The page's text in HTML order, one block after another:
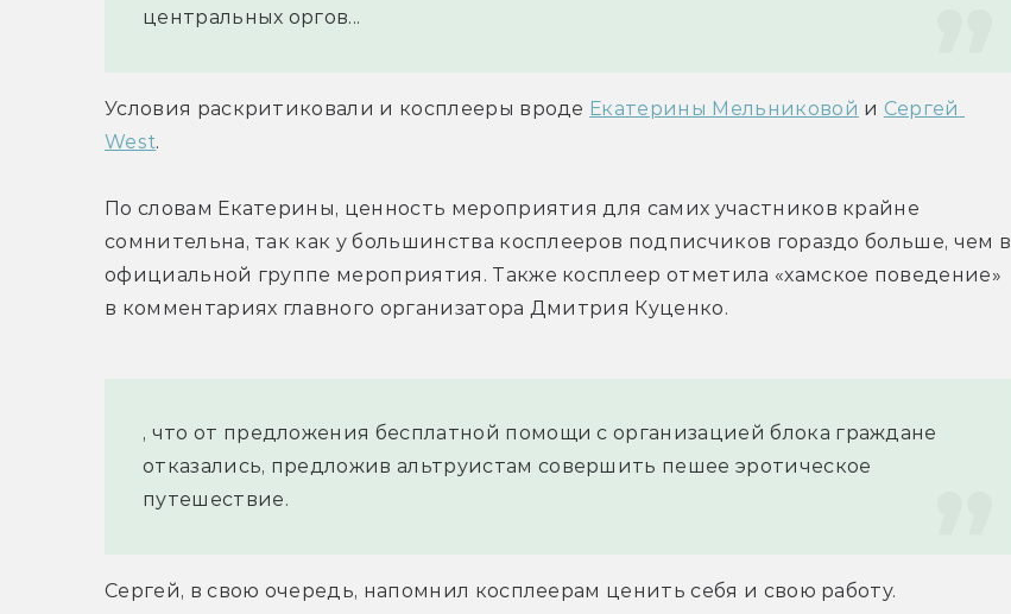
центральных оргов...
Условия раскритиковали и косплееры вроде Екатерины Мельниковой и Сергей
West.
По словам Екатерины, ценность мероприятия для самих участников крайне
сомнительна, так как у большинства косплееров подписчиков гораздо больше, чем в
официальной группе мероприятия. Также косплеер отметила «хамское поведение»
в комментариях главного организатора Дмитрия Куценко.
, что от предложения бесплатной помощи с организацией блока граждане
отказались, предложив альтруистам совершить пешее эротическое
путешествие.
Сергей, в свою очередь, напомнил косплеерам ценить себя и свою работу.